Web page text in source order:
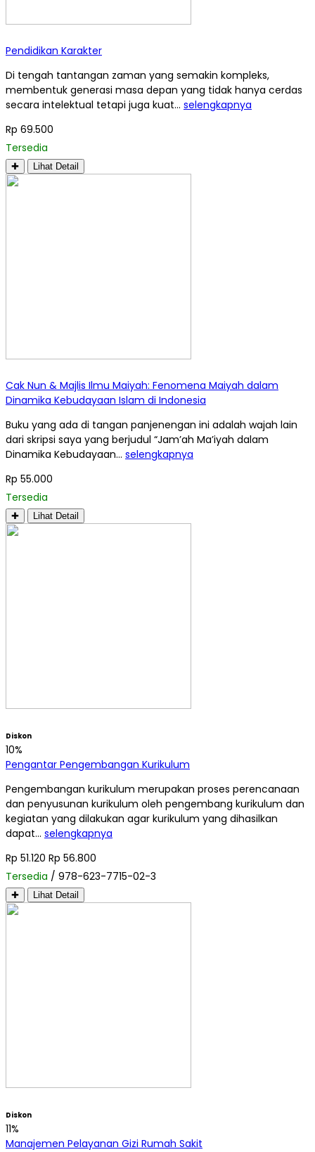
Pendidikan Karakter
Di tengah tantangan zaman yang semakin kompleks,
membentuk generasi masa depan yang tidak hanya cerdas
secara intelektual tetapi juga kuat… selengkapnya
Rp 69.500
Tersedia
✚ Lihat Detail
Cak Nun & Majlis Ilmu Maiyah: Fenomena Maiyah dalam
Dinamika Kebudayaan Islam di Indonesia
Buku yang ada di tangan panjenengan ini adalah wajah lain
dari skripsi saya yang berjudul “Jam’ah Ma’iyah dalam
Dinamika Kebudayaan… selengkapnya
Rp 55.000
Tersedia
✚ Lihat Detail
Diskon
10%
Pengantar Pengembangan Kurikulum
Pengembangan kurikulum merupakan proses perencanaan
dan penyusunan kurikulum oleh pengembang kurikulum dan
kegiatan yang dilakukan agar kurikulum yang dihasilkan
dapat… selengkapnya
Rp 51.120 Rp 56.800
Tersedia / 978-623-7715-02-3
✚ Lihat Detail
Diskon
11%
Manajemen Pelayanan Gizi Rumah Sakit